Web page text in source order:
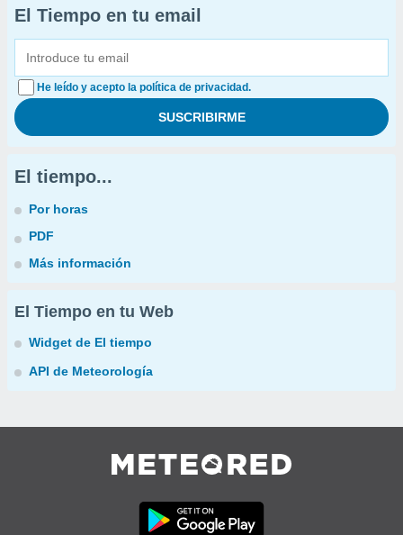
El Tiempo en tu email
He leído y acepto la política de privacidad.
El tiempo...
Por horas
PDF
Más información
El Tiempo en tu Web
Widget de El tiempo
API de Meteorología